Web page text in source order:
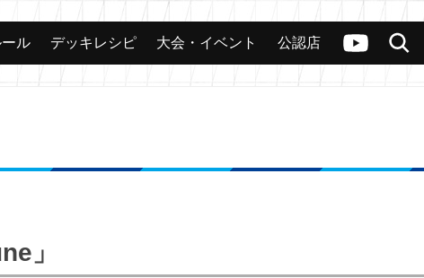
ヴァンガードch
検索
カード 大会 公認店舗 その他
ル デッキレシピ 大会・イベント 公認店
」